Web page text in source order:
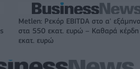
Metlen: Ρεκόρ EBITDA στο α'
στα 550 εκατ. ευρώ – Καθαρά
εκατ. ευρώ